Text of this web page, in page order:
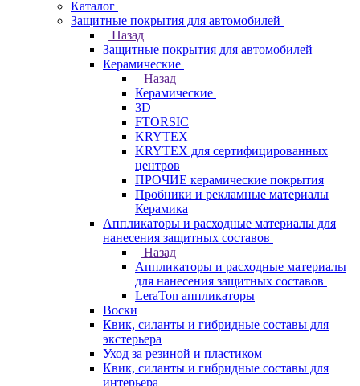
Каталог
Защитные покрытия для автомобилей
Назад
Защитные покрытия для автомобилей
Керамические
Назад
Керамические
3D
FTORSIC
KRYTEX
KRYTEX для сертифицированных
центров
ПРОЧИЕ керамические покрытия
Пробники и рекламные материалы
Керамика
Аппликаторы и расходные материалы для
нанесения защитных составов
Назад
Аппликаторы и расходные материалы
для нанесения защитных составов
LeraTon аппликаторы
Воски
Квик, силанты и гибридные составы для
экстерьера
Уход за резиной и пластиком
Квик, силанты и гибридные составы для
интерьера